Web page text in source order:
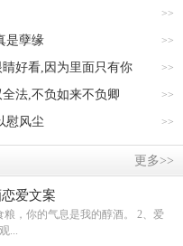
>>
>>
是孽缘
>>
好看,因为里面只有你
>>
法,不负如来不负卿
>>
慰风尘
更多>>
爱文案
粮，你的气息是我的醇酒。 2、爱
...